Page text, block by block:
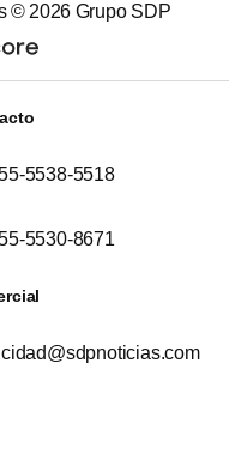
© 2026 Grupo SDP
5538-5518
5530-8671